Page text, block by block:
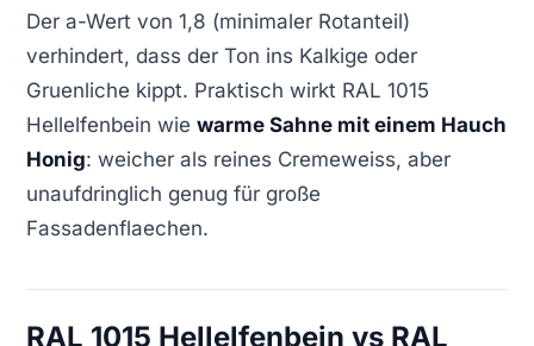
Der a-Wert von 1,8 (minimaler Rotanteil)
verhindert, dass der Ton ins Kalkige oder
Gruenliche kippt. Praktisch wirkt RAL 1015
Hellelfenbein wie warme Sahne mit einem Hauch
Honig: weicher als reines Cremeweiss, aber
unaufdringlich genug für große
Fassadenflaechen.
RAL 1015 Hellelfenbein vs RAL